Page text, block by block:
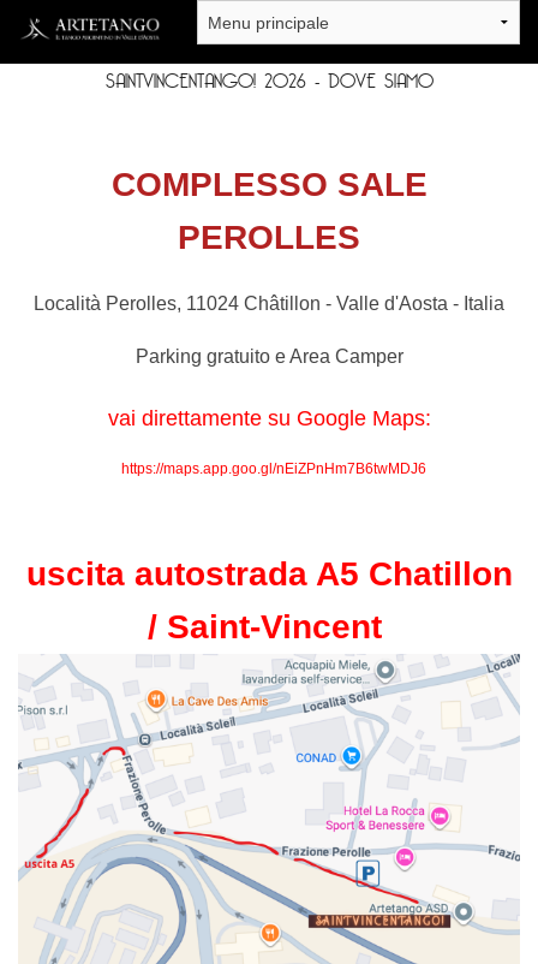
Salta al contenuto principale
SAINTVINCENTANGO! 2026 - DOVE SIAMO
COMPLESSO SALE
PEROLLES
Località Perolles, 11024 Châtillon - Valle d'Aosta - Italia
Parking gratuito e Area Camper
vai direttamente su Google Maps:
https://maps.app.goo.gl/nEiZPnHm7B6twMDJ6
uscita autostrada A5 Chatillon
/ Saint-Vincent